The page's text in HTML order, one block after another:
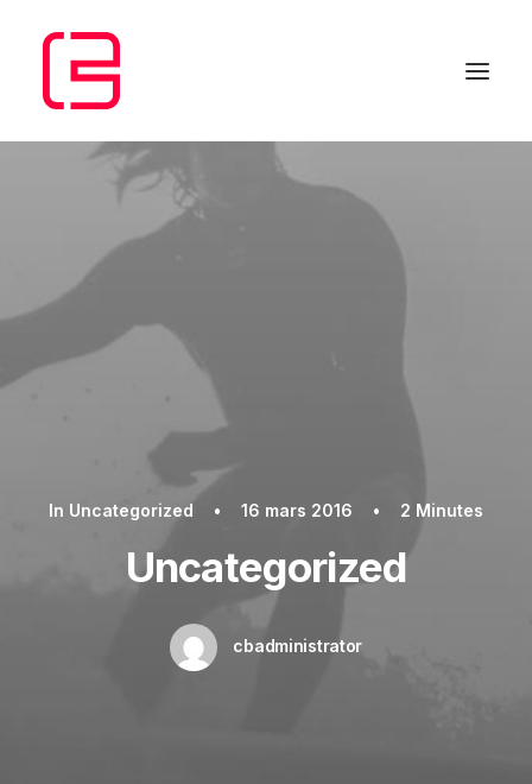
In Uncategorized • 16 mars 2016 • 2 Minutes
Uncategorized
cbadministrator